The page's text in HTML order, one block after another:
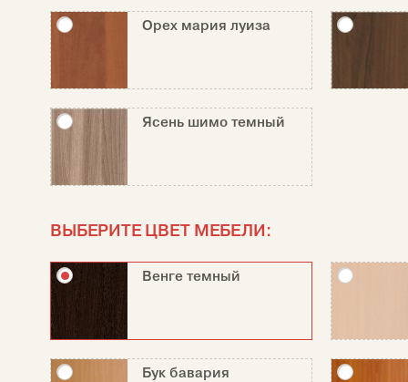
Орех мария луиза
Ясень шимо темный
ВЫБЕРИТЕ ЦВЕТ МЕБЕЛИ:
Венге темный
Бук бавария